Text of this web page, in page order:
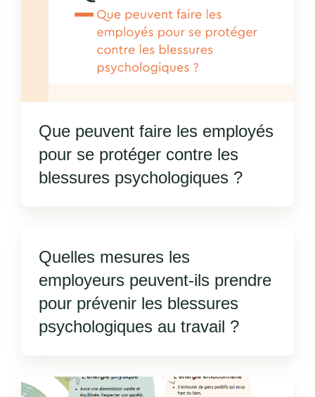
Que peuvent faire les employés
pour se protéger contre les
blessures psychologiques ?
Quelles mesures les
employeurs peuvent-ils prendre
pour prévenir les blessures
psychologiques au travail ?